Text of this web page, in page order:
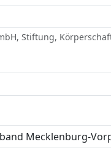
Stiftung,